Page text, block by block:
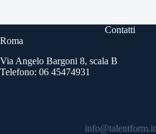
Contatti
Roma
Via Angelo Bargoni 8, scala B
Telefono: 06 45474931
info@talentform.it